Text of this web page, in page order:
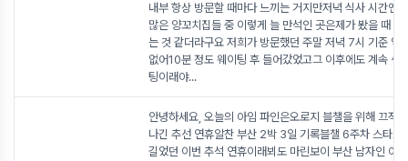
내부 항상 방문할 때마다 느끼는 거지만저녁 식사 시간엔
많은 양꼬치집들 중 이렇게 늘 만석인 곳은제가 봤을 때 여
는 것 같더라구요 저희가 방문했던 주말 저녁 7시 기준 역
없어10분 정도 웨이팅 후 들어갔었고그 이후에도 계속 생
팅이래야...
안녕하세요, 오늘의 아임 파인은오로지 블챌을 위해 끄적
나긴 추선 연휴알찬 부산 2박 3일 기록블챌 6주차 스타트
길었던 이번 추석 연휴이래뵈도 마린보이 부산 남자인 아